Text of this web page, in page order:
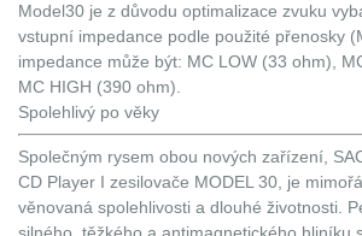
Model30 je z důvodu optimalizace zvuku
vstupní impedance podle použité přenosky
impedance může být: MC LOW (33 ohm),
MC HIGH (390 ohm).
Spolehlivý po věky
Společným rysem obou nových zařízení,
CD Player I zesilovače MODEL 30, je
věnovaná spolehlivosti a dlouhé životnosti.